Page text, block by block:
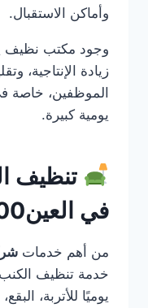
وأماكن الاستقبال.
وجود مكتب نظيف
زيادة الإنتاجية،
الموظفين، خاصة
يومية كبيرة.
تنظيف
في العين0501949300
من أهم خدمات
خدمة تنظيف
يوميًا للأتربة،